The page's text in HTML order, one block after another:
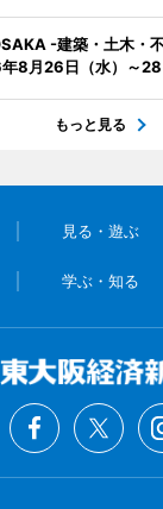
-建築・土木・
8月26日（水）～28
もっと見る
見る・遊ぶ
学ぶ・知る